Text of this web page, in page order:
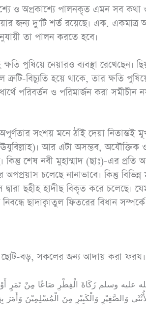
ও অপ্রকাশ্যে পালনকৃত এমন সব কথা
জন্য দু’টি শর্ত রয়েছে। এক. একমাত্র
তা পালন করতে হবে।
পুষিয়ে নেয়ারও ব্যবস্থা রেখেছেন।
বিচ্যুতি হয়ে থাকে, তার ক্ষতি
পরিবর্তন ও পরিমার্জন করা সমীচীন
সংশয় মনে ঠাঁই দেয়া নিতান্তই
আর এটা অসম্ভব, অযৌক্তিক ও
কিন্তু শেষ নবী মুহাম্মাদ (ছাঃ)-এর
চলেছে নানাভাবে। কিন্তু
ছহীহ হাদীছ বিকৃত করে চলেছে।
ছাদাক্বাতুল ফিতরের বিধান
বড়, সকলের জন্য আদায় করা ফরয।
وسلم زَكَاةَ الْفِطْرِ صَاعًا مِنْ تَمَرٍ أَوْ